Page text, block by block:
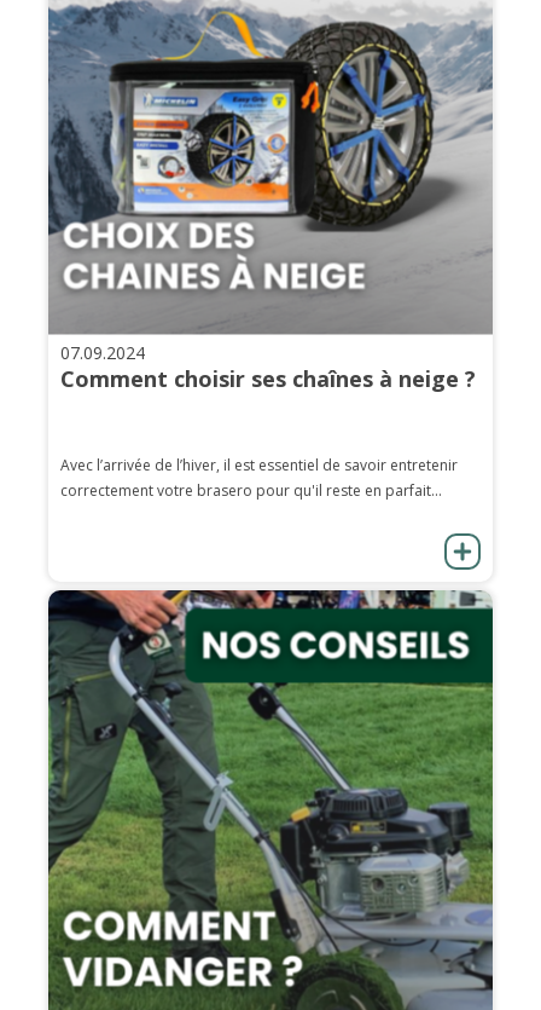
07.09.2024
Comment choisir ses chaînes à neige ?
Avec l’arrivée de l’hiver, il est essentiel de savoir entretenir
correctement votre brasero pour qu'il reste en parfait...